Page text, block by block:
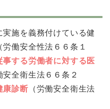
施を義務付けている健
労働安全性法６６条１
する労働者に対する医
安全衛生法６６条２
康診断 （労働安全衛生法